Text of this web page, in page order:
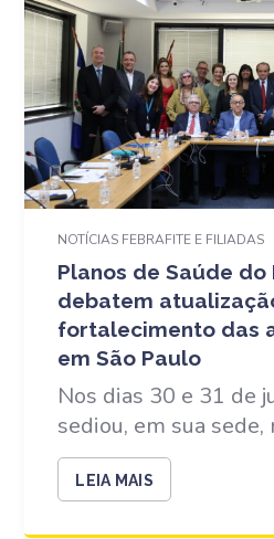
NOTÍCIAS FEBRAFITE E FILIADAS
Planos de Saúde do
debatem
fortalecimento das
em São Paulo
Nos dias 30 e 31 de
sediou, em sua
LEIA MAIS